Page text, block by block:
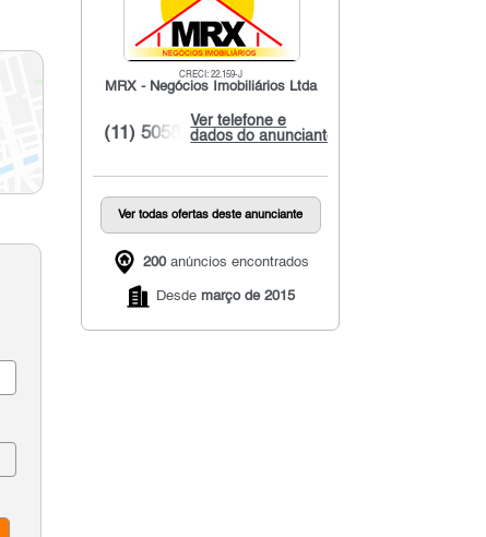
CRECI: 22.159-J
MRX - Negócios Imobiliários Ltda
Ver telefone e
dados do anunciante
(11) 5058...
Ver todas ofertas deste anunciante
200anúncios encontrados
Desde março de 2015